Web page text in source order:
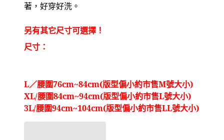
著，好穿好洗。
另有其它尺寸可選擇！
尺寸：
L／腰圍76cm~84cm(版型偏小約市售M號大小)
XL/腰圍84cm~94cm(版型偏小約市售L號大小)
3L/腰圍94cm~104cm(版型偏小約市售LL號大小)